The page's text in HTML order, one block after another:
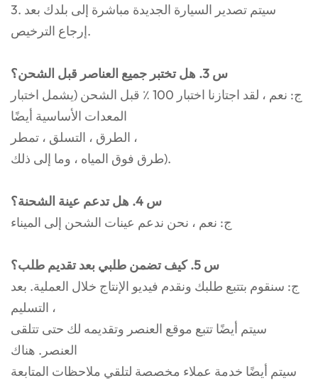
3. سيتم تصدير السيارة الجديدة مباشرة إلى بلدك بعد
إرجاع الترخيص.
س 3. هل تختبر جميع العناصر قبل الشحن؟
ج: نعم ، لقد اجتازنا اختبار 100 ٪ قبل الشحن (يشمل اختبار
المعدات الأساسية أيضًا
الطرق ، التسلق ، تمطر ،
طرق فوق المياه ، وما إلى ذلك).
س 4. هل تدعم عينة الشحنة؟
ج: نعم ، نحن ندعم عينات الشحن إلى الميناء
س 5. كيف تضمن طلبي بعد تقديم طلب؟
ج: سنقوم بتتبع طلبك ونقدم فيديو الإنتاج خلال العملية. بعد
التسليم ،
سيتم أيضًا تتبع موقع العنصر وتقديمه لك حتى تتلقى
العنصر. هناك
سيتم أيضًا خدمة عملاء مخصصة لتلقي ملاحظات المتابعة